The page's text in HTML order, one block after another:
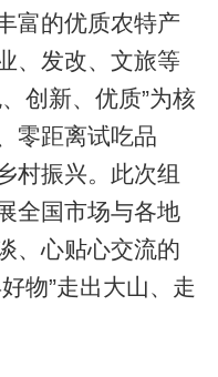
富的优质农特产
、发改、文旅等
创新、优质”为核
零距离试吃品
村振兴。此次组
全国市场与各地
、心贴心交流的
物”走出大山、走